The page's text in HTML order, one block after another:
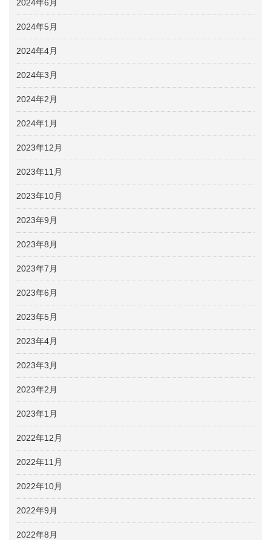
2024年6月
2024年5月
2024年4月
2024年3月
2024年2月
2024年1月
2023年12月
2023年11月
2023年10月
2023年9月
2023年8月
2023年7月
2023年6月
2023年5月
2023年4月
2023年3月
2023年2月
2023年1月
2022年12月
2022年11月
2022年10月
2022年9月
2022年8月